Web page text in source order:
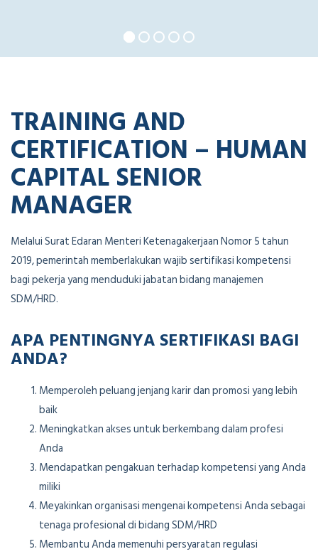
TRAINING AND
CERTIFICATION – HUMAN
CAPITAL SENIOR
MANAGER
Melalui Surat Edaran Menteri Ketenagakerjaan Nomor 5 tahun
2019, pemerintah memberlakukan wajib sertifikasi kompetensi
bagi pekerja yang menduduki jabatan bidang manajemen
SDM/HRD.
APA PENTINGNYA SERTIFIKASI BAGI
ANDA?
Memperoleh peluang jenjang karir dan promosi yang lebih
baik
Meningkatkan akses untuk berkembang dalam profesi
Anda
Mendapatkan pengakuan terhadap kompetensi yang Anda
miliki
Meyakinkan organisasi mengenai kompetensi Anda sebagai
tenaga profesional di bidang SDM/HRD
Membantu Anda memenuhi persyaratan regulasi